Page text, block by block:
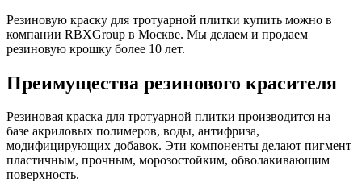
Резиновую краску для тротуарной плитки купить можно в
компании RBXGroup в Москве. Мы делаем и продаем
резиновую крошку более 10 лет.
Преимущества резинового красителя
Резиновая краска для тротуарной плитки производится на
базе акриловых полимеров, воды, антифриза,
модифицирующих добавок. Эти компоненты делают пигмент
пластичным, прочным, морозостойким, обволакивающим
поверхность.